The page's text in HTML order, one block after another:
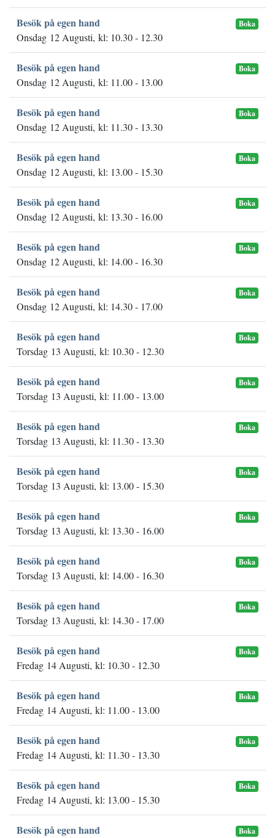
Besök på egen hand Boka
Onsdag 12 Augusti, kl: 10.30 - 12.30
Besök på egen hand Boka
Onsdag 12 Augusti, kl: 11.00 - 13.00
Besök på egen hand Boka
Onsdag 12 Augusti, kl: 11.30 - 13.30
Besök på egen hand Boka
Onsdag 12 Augusti, kl: 13.00 - 15.30
Besök på egen hand Boka
Onsdag 12 Augusti, kl: 13.30 - 16.00
Besök på egen hand Boka
Onsdag 12 Augusti, kl: 14.00 - 16.30
Besök på egen hand Boka
Onsdag 12 Augusti, kl: 14.30 - 17.00
Besök på egen hand Boka
Torsdag 13 Augusti, kl: 10.30 - 12.30
Besök på egen hand Boka
Torsdag 13 Augusti, kl: 11.00 - 13.00
Besök på egen hand Boka
Torsdag 13 Augusti, kl: 11.30 - 13.30
Besök på egen hand Boka
Torsdag 13 Augusti, kl: 13.00 - 15.30
Besök på egen hand Boka
Torsdag 13 Augusti, kl: 13.30 - 16.00
Besök på egen hand Boka
Torsdag 13 Augusti, kl: 14.00 - 16.30
Besök på egen hand Boka
Torsdag 13 Augusti, kl: 14.30 - 17.00
Besök på egen hand Boka
Fredag 14 Augusti, kl: 10.30 - 12.30
Besök på egen hand Boka
Fredag 14 Augusti, kl: 11.00 - 13.00
Besök på egen hand Boka
Fredag 14 Augusti, kl: 11.30 - 13.30
Besök på egen hand Boka
Fredag 14 Augusti, kl: 13.00 - 15.30
Besök på egen hand Boka